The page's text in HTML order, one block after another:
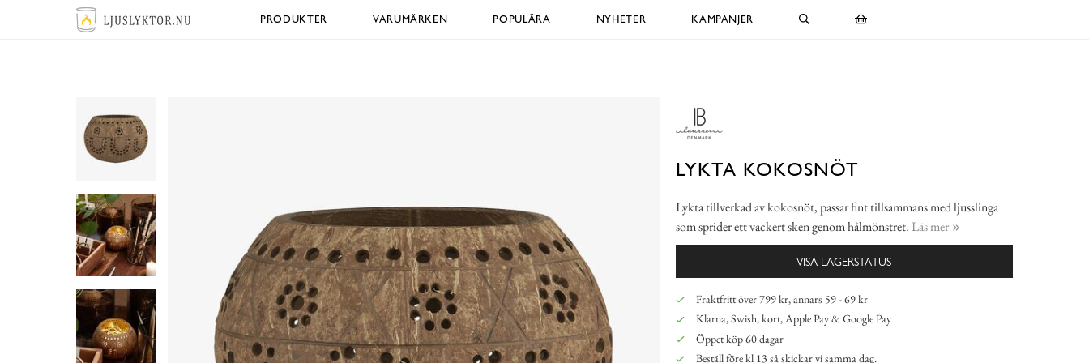
PRODUKTER VARUMÄRKEN POPULÄRA NYHETER KAMPANJER
LYKTA KOKOSNÖT
Lykta tillverkad av kokosnöt, passar fint tillsammans med ljusslinga
som sprider ett vackert sken genom hålmönstret. Läs mer
VISA LAGERSTATUS
Fraktfritt över 799 kr, annars 59 - 69 kr
Klarna, Swish, kort, Apple Pay & Google Pay
Öppet köp 60 dagar
Beställ före kl 13 så skickar vi samma dag.